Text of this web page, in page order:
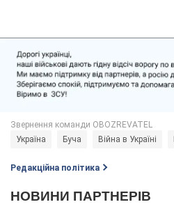
Україна Буча Війна в Україні
Редакційна політика